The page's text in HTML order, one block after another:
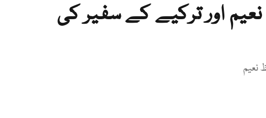
اور ترکیے کے سفیر کی
نعیم